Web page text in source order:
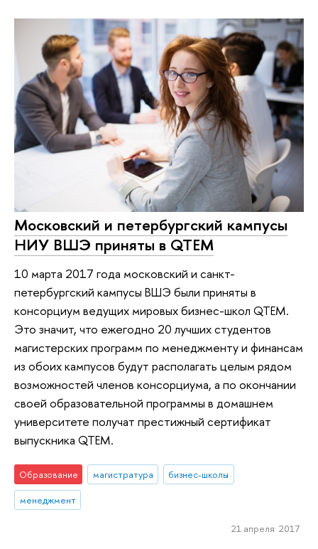
Московский и петербургский кампусы
НИУ ВШЭ приняты в QTEM
10 марта 2017 года московский и санкт-
петербургский кампусы ВШЭ были приняты в
консорциум ведущих мировых бизнес-школ QTEM.
Это значит, что ежегодно 20 лучших студентов
магистерских программ по менеджменту и финансам
из обоих кампусов будут располагать целым рядом
возможностей членов консорциума, а по окончании
своей образовательной программы в домашнем
университете получат престижный сертификат
выпускника QTEM.
Образование магистратура
бизнес-школы
менеджмент
21 апреля 2017